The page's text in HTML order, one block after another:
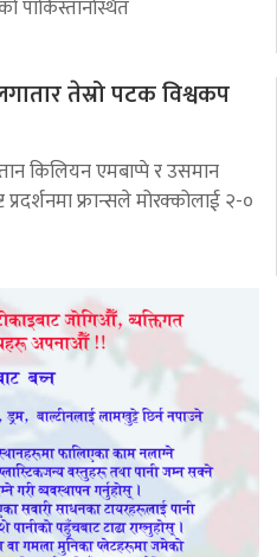
पाकिस्तानस्थित
तेस्रो पटक विश्वकप
किलियन एमबाप्पे र उसमान
फ्रान्सले मोरक्कोलाई २-०